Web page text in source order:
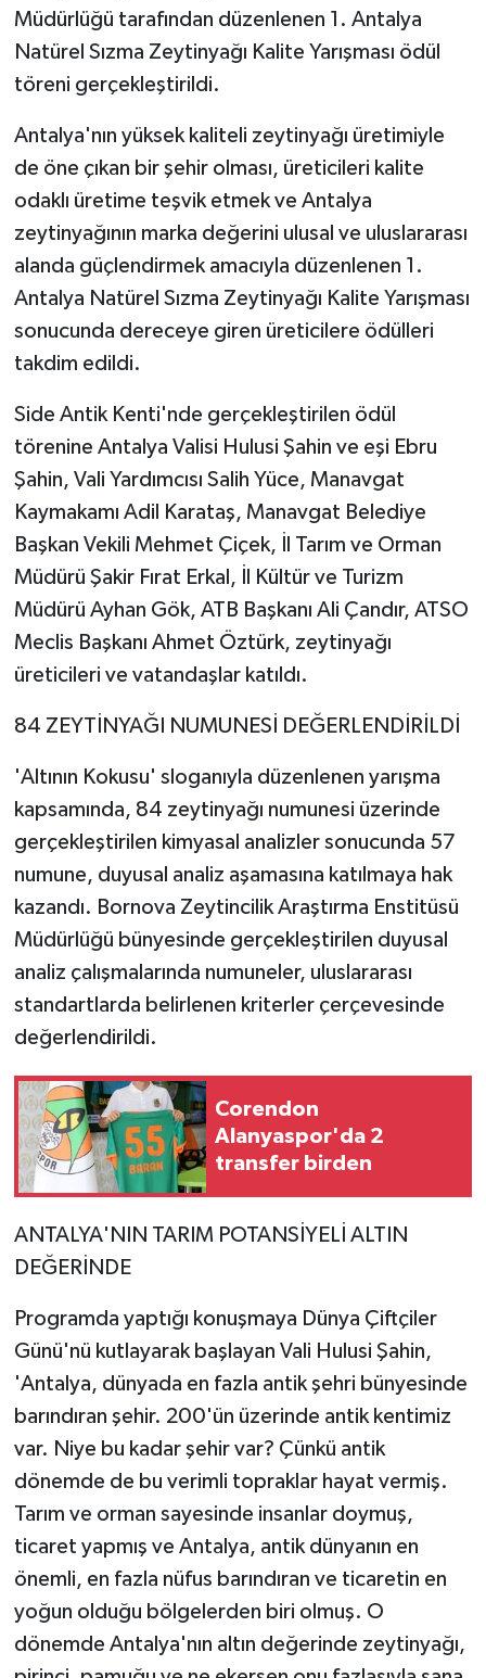
Müdürlüğü tarafından düzenlenen 1. Antalya
Natürel Sızma Zeytinyağı Kalite Yarışması ödül
töreni gerçekleştirildi.
Antalya'nın yüksek kaliteli zeytinyağı üretimiyle
de öne çıkan bir şehir olması, üreticileri kalite
odaklı üretime teşvik etmek ve Antalya
zeytinyağının marka değerini ulusal ve uluslararası
alanda güçlendirmek amacıyla düzenlenen 1.
Antalya Natürel Sızma Zeytinyağı Kalite Yarışması
sonucunda dereceye giren üreticilere ödülleri
takdim edildi.
Side Antik Kenti'nde gerçekleştirilen ödül
törenine Antalya Valisi Hulusi Şahin ve eşi Ebru
Şahin, Vali Yardımcısı Salih Yüce, Manavgat
Kaymakamı Adil Karataş, Manavgat Belediye
Başkan Vekili Mehmet Çiçek, İl Tarım ve Orman
Müdürü Şakir Fırat Erkal, İl Kültür ve Turizm
Müdürü Ayhan Gök, ATB Başkanı Ali Çandır, ATSO
Meclis Başkanı Ahmet Öztürk, zeytinyağı
üreticileri ve vatandaşlar katıldı.
84 ZEYTİNYAĞI NUMUNESİ DEĞERLENDİRİLDİ
'Altının Kokusu' sloganıyla düzenlenen yarışma
kapsamında, 84 zeytinyağı numunesi üzerinde
gerçekleştirilen kimyasal analizler sonucunda 57
numune, duyusal analiz aşamasına katılmaya hak
kazandı. Bornova Zeytincilik Araştırma Enstitüsü
Müdürlüğü bünyesinde gerçekleştirilen duyusal
analiz çalışmalarında numuneler, uluslararası
standartlarda belirlenen kriterler çerçevesinde
değerlendirildi.
Corendon
Alanyaspor'da 2
transfer birden
ANTALYA'NIN TARIM POTANSİYELİ ALTIN
DEĞERİNDE
Programda yaptığı konuşmaya Dünya Çiftçiler
Günü'nü kutlayarak başlayan Vali Hulusi Şahin,
'Antalya, dünyada en fazla antik şehri bünyesinde
barındıran şehir. 200'ün üzerinde antik kentimiz
var. Niye bu kadar şehir var? Çünkü antik
dönemde de bu verimli topraklar hayat vermiş.
Tarım ve orman sayesinde insanlar doymuş,
ticaret yapmış ve Antalya, antik dünyanın en
önemli, en fazla nüfus barındıran ve ticaretin en
yoğun olduğu bölgelerden biri olmuş. O
dönemde Antalya'nın altın değerinde zeytinyağı,